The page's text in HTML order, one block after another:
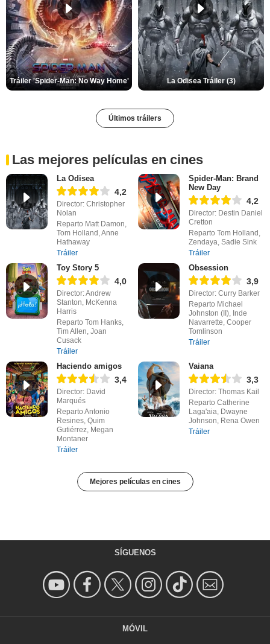
Tráiler 'Spider-Man: No Way Home' La Odisea Tráiler (3)
Últimos tráilers
Las mejores películas en cines
La Odisea
4,2
Director: Christopher
Nolan
Reparto Matt Damon,
Tom Holland, Anne
Hathaway
Tráiler
Spider-Man: Brand
New Day
4,2
Director: Destin Daniel
Cretton
Reparto Tom Holland,
Zendaya, Sadie Sink
Tráiler
Toy Story 5
4,0
Director: Andrew
Stanton, McKenna
Harris
Reparto Tom Hanks,
Tim Allen, Joan
Cusack
Tráiler
Obsession
3,9
Director: Curry Barker
Reparto Michael
Johnston (II), Inde
Navarrette, Cooper
Tomlinson
Tráiler
Haciendo amigos
3,4
Director: David
Marqués
Reparto Antonio
Resines, Quim
Gutiérrez, Megan
Montaner
Tráiler
Vaiana
3,3
Director: Thomas Kail
Reparto Catherine
Laga'aia, Dwayne
Johnson, Rena Owen
Tráiler
Mejores películas en cines
SÍGUENOS
MÓVIL